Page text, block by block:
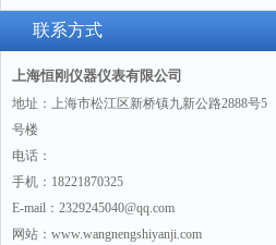
联系方式
上海恒刚仪器仪表有限公司
地址：上海市松江区新桥镇九新公路2888号5
号楼
电话：
手机：18221870325
E-mail：2329245040@qq.com
网站：www.wangnengshiyanji.com